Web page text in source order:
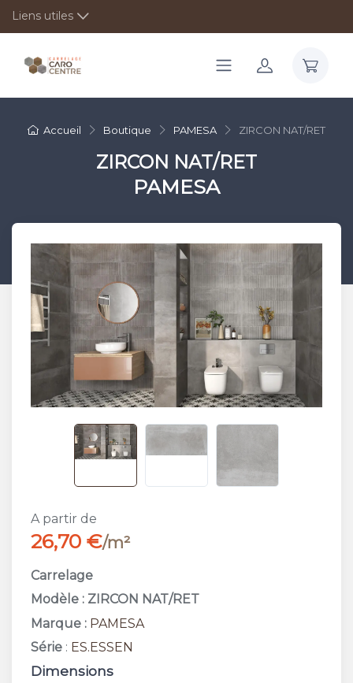
Liens utiles
Accueil Boutique PAMESA ZIRCON NAT/RET
ZIRCON NAT/RET
PAMESA
A partir de
26,70 €/m²
Carrelage
Modèle : ZIRCON NAT/RET
Marque : PAMESA
Série : ES.ESSEN
Dimensions